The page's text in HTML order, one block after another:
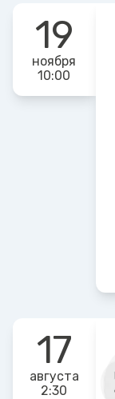
19
ноября
10:00
17
августа
2:30